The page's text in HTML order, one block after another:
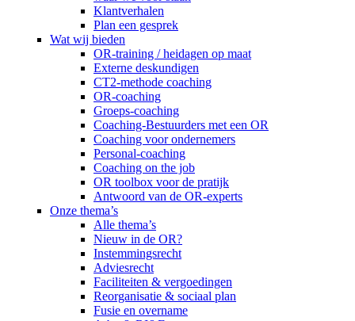
Klantverhalen
Plan een gesprek
Wat wij bieden
OR-training / heidagen op maat
Externe deskundigen
CT2-methode coaching
OR-coaching
Groeps-coaching
Coaching-Bestuurders met een OR
Coaching voor ondernemers
Personal-coaching
Coaching on the job
OR toolbox voor de pratijk
Antwoord van de OR-experts
Onze thema’s
Alle thema’s
Nieuw in de OR?
Instemmingsrecht
Adviesrecht
Faciliteiten & vergoedingen
Reorganisatie & sociaal plan
Fusie en overname